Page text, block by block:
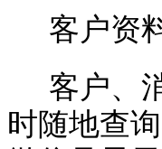
客户资
客户、
时随地查